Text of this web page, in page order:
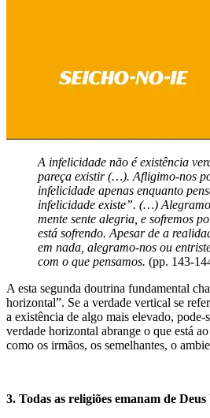
A infelicidade não é existência
pareça existir (…). Afligimo-nos
infelicidade apenas enquanto
infelicidade existe”. (…)
mente sente alegria, e sofremos
está sofrendo. Apesar de a
em nada, alegramo-nos ou
com o que pensamos. (pp. 143-
A esta segunda doutrina fundamental
horizontal”. Se a verdade vertical se
a existência de algo mais elevado, pode-
verdade horizontal abrange o que está
como os irmãos, os semelhantes, o
3. Todas as religiões emanam de